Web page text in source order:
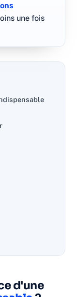
une fois
d'une